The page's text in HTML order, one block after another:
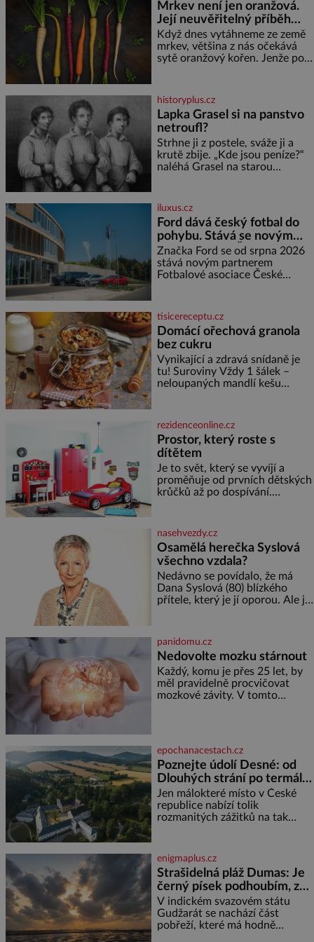
ptáčka, který většinu dne jen
posedává. Hodně času tráví na
zemi, kde sbírá zbytky semínek
Jeho domovinou je prakticky
celá Austrálie s výjimkou
pobřežní oblasti.
Mrkev není jen oranžová.
Její neuvěřitelný příběh
začíná fialovou barvou
Když dnes vytáhneme ze země
mrkev, většina z nás očekává
sytě oranžový kořen. Jenže po
oranžová. Je fialová, žlutá, bílá,
někdy dokonce téměř černá. Až
díky stovkám let pečlivého
šlechtění se z ní stává zelenina,
bez které si českou zahradu ani
nedokážeme představit. Její
příběh je
historyplus.cz
Lapka Grasel si na panstvo
netroufl?
Strhne ji z postele, sváže ji a
krutě zbije. „Kde jsou peníze?“
naléhá Grasel na starou
nemůže, protože žádné nemá,
spokojí se lupič s několika
měďáky a štůčky látky. Zraněná
žena pár dní nato umírá. Je to
muž nebývale krutý. Jeho činy
budí hrůzu ještě dlouho po jeho
smrti
iluxus.cz
Ford dává český fotbal do
pohybu. Stává se novým
partnerem FAČR
Značka Ford se od srpna 2026
stává novým partnerem
Fotbalové asociace České
asociace, reprezentačních týmů
i českého fotbalu v regionech.
Partner
tisicereceptu.cz
Domácí ořechová granola
bez cukru
Vynikající a zdravá snídaně je
tu! Suroviny Vždy 1 šálek –
neloupaných mandlí kešu
semínek dýně rozinek 3 šálky
ovesných vloček 1 lžíce mlet
rezidenceonline.cz
Prostor, který roste s
dítětem
Je to svět, který se vyvíjí a
proměňuje od prvních dětských
krůčků až po dospívání.
soustředění i odpočinek a
reaguje na každou etapu života
a specifické potřeby dítěte. Pro
nejmenší je klíčová
jednoduchost, měkkost a
bezpečí, proto by pokoj
miminka měl působit především
nasehvezdy.cz
Osamělá herečka Syslová
všechno vzdala?
Nedávno se povídalo, že má
Dana Syslová (80) blízkého
přítele, který je jí oporou. Ale je
častěji mluví o svém odchodu.
Dohnala ji snad samota? Půs
panidomu.cz
Nedovolte mozku stárnout
Každý, komu je přes 25 let, by
měl pravidelně procvičovat
mozkové závity. V tomto
marně v paměti lovíte název
knížky, kterou jste nedávno
přečetli. Je to opravdu tak, s
věkem jako kdyby se paměť
rozhodla stávkovat. Cvičte
epochanacestach.cz
Poznejte údolí Desné: od
Dlouhých strání po termální
prameny
Jen málokteré místo v České
republice nabízí tolik
rozmanitých zážitků na tak
jediného dne můžete
nahlédnout do útrob jedné z
nejvýznamnějších vodních
elektráren v Evropě, vydat se na
horské hřebeny, projet se na
koloběžce a den zakončit
poznáváním památek ve
enigmaplus.cz
Strašidelná pláž Dumas: Je
černý písek podhoubím, ze
kterého roste zlo?
V indickém svazovém státu
Gudžarát se nachází část
pobřeží, které má hodně